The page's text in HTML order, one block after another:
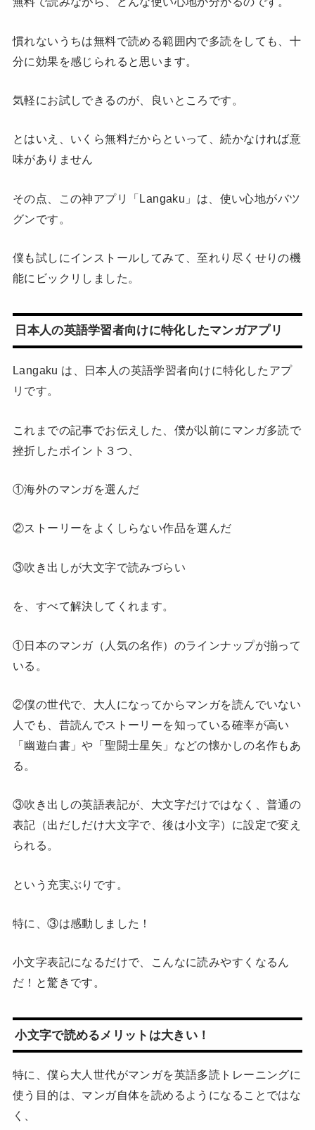
慣れないうちは無料で読める範囲内で多読をしても、十
分に効果を感じられると思います。
気軽にお試しできるのが、良いところです。
とはいえ、いくら無料だからといって、続かなければ意
味がありません
その点、この神アプリ「Langaku」は、使い心地がバツ
グンです。
僕も試しにインストールしてみて、至れり尽くせりの機
能にビックリしました。
日本人の英語学習者向けに特化したマンガアプリ
Langaku は、日本人の英語学習者向けに特化したアプ
リです。
これまでの記事でお伝えした、僕が以前にマンガ多読で
挫折したポイント３つ、
①海外のマンガを選んだ
②ストーリーをよくしらない作品を選んだ
③吹き出しが大文字で読みづらい
を、すべて解決してくれます。
①日本のマンガ（人気の名作）のラインナップが揃って
いる。
②僕の世代で、大人になってからマンガを読んでいない
人でも、昔読んでストーリーを知っている確率が高い
「幽遊白書」や「聖闘士星矢」などの懐かしの名作もあ
る。
③吹き出しの英語表記が、大文字だけではなく、普通の
表記（出だしだけ大文字で、後は小文字）に設定で変え
られる。
という充実ぶりです。
特に、③は感動しました！
小文字表記になるだけで、こんなに読みやすくなるん
だ！と驚きです。
小文字で読めるメリットは大きい！
特に、僕ら大人世代がマンガを英語多読トレーニングに
使う目的は、マンガ自体を読めるようになることではな
く、